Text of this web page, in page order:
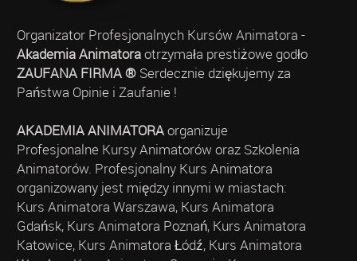
Organizator Profesjonalnych Kursów Animatora -
Akademia Animatoraotrzymała prestiżowe godło
ZAUFANA FIRMA ®Serdecznie dziękujemy za
Państwa Opinie i Zaufanie !
AKADEMIA ANIMATORAorganizuje
Profesjonalne Kursy Animatorów oraz Szkolenia
Animatorów. Profesjonalny Kurs Animatora
organizowany jest między innymi w miastach:
Kurs Animatora Warszawa, Kurs Animatora
Gdańsk, Kurs Animatora Poznań, Kurs Animatora
Katowice, Kurs Animatora Łódź, Kurs Animatora